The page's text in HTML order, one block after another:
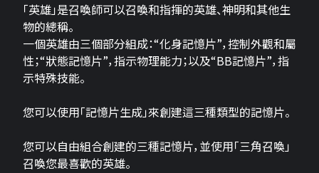
「英雄」是召喚師可以召喚和指揮的英雄、神明和其他生
物的總稱。
一個英雄由三個部分組成：“化身記憶片”，控制外觀和屬
性；“狀態記憶片”，指示物理能力；以及“BB記憶片”，指
示特殊技能。
您可以使用「記憶片生成」來創建這三​​種類型的記憶片。
您可以自由組合創建的三種記憶片，並使用「三角召喚」
召喚您最喜歡的英雄。